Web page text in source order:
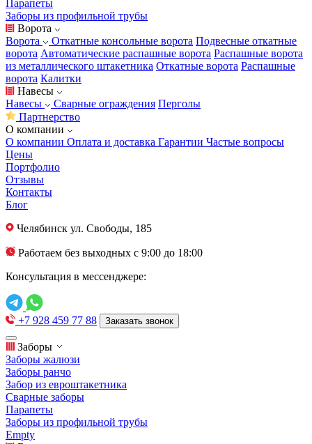
Парапеты
Заборы из профильной трубы
Ворота
Ворота
Откатные консольные ворота Подвесные откатные
ворота Автоматические распашные ворота Распашные ворота
из металлического штакетника Откатные ворота Распашные
ворота Калитки
Навесы
Навесы
Сварные ограждения Перголы
Партнерство
О компании
О компании Оплата и доставка Гарантии Частые вопросы
Цены
Портфолио
Отзывы
Контакты
Блог
Челябинск ул. Свободы, 185
Работаем без выходных с 9:00 до 18:00
Консультация в мессенджере:
+7 928 459 77 88 Заказать звонок
Заборы
Заборы жалюзи
Заборы ранчо
Забор из евроштакетника
Сварные заборы
Парапеты
Заборы из профильной трубы
Empty